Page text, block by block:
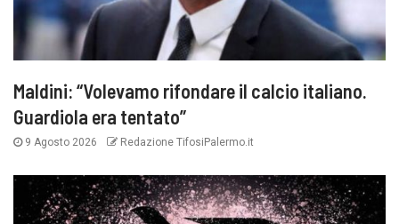
Maldini: “Volevamo rifondare il calcio italiano.
Guardiola era tentato”
9 Agosto 2026 Redazione TifosiPalermo.it